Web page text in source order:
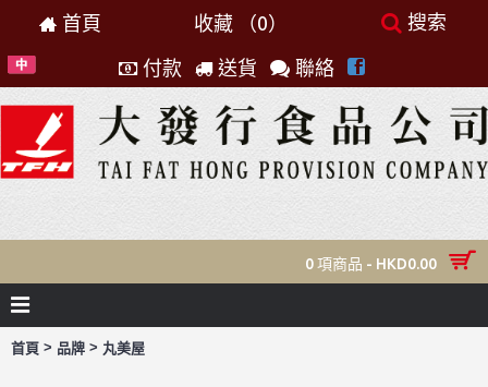
首頁 收藏 （0） 搜索
付款 送貨 聯絡
0 項商品 - HKD0.00
首頁 > 品牌 > 丸美屋